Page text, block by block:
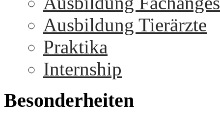
Ausbildung Tierärzte
Praktika
Internship
Besonderheiten